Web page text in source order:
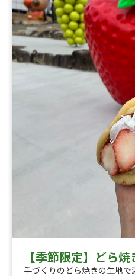
【季節限定】どら
手づくりのどら焼きの生地